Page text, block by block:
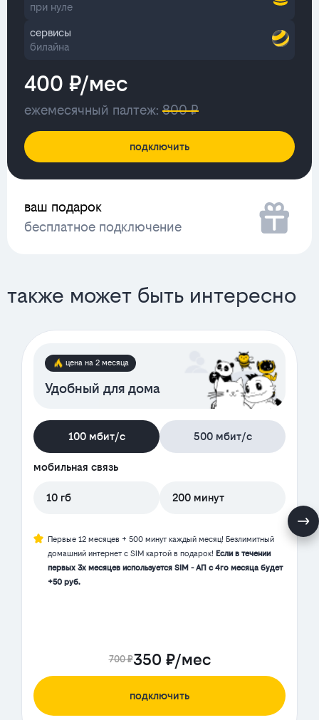
при нуле
сервисы
билайна
400 ₽/мес
ежемесячный палтеж: 800 ₽
подключить
ваш подарок
бесплатное подключение
также может быть интересно
цена на 2 месяца
Удобный для дома
100 мбит/с 500 мбит/с
мобильная связь
10 гб 200 минут
Первые 12 месяцев + 500 минут каждый месяц! Безлимитный
домашний интернет с SIM картой в подарок! Если в течении
первых 3х месяцев используется SIM - АП с 4го месяца будет
+50 руб.
700 ₽350 ₽/мес
подключить